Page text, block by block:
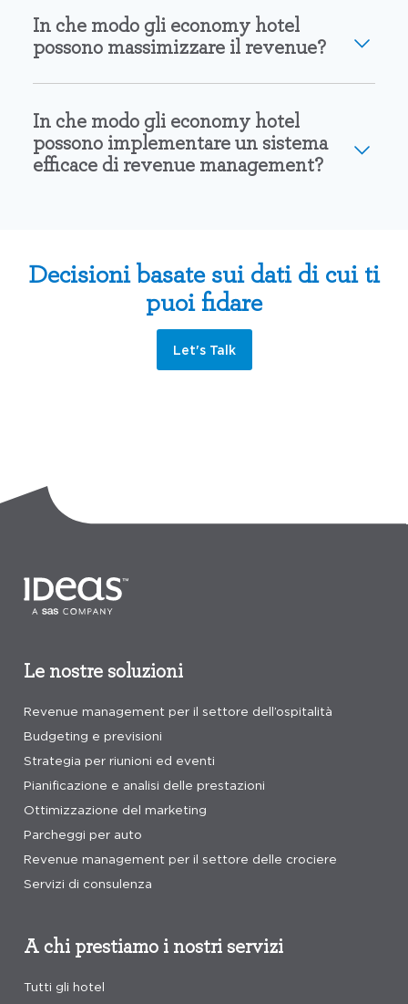
In che modo gli economy hotel
possono massimizzare il revenue?
In che modo gli economy hotel
possono implementare un sistema
efficace di revenue management?
Decisioni basate sui dati di cui ti
puoi fidare
Let's Talk
Le nostre soluzioni
Revenue management per il settore dell’ospitalità
Budgeting e previsioni
Strategia per riunioni ed eventi
Pianificazione e analisi delle prestazioni
Ottimizzazione del marketing
Parcheggi per auto
Revenue management per il settore delle crociere
Servizi di consulenza
A chi prestiamo i nostri servizi
Tutti gli hotel